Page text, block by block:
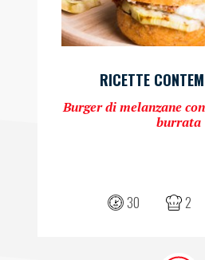
RICETTE
Burger di melanzane
burrata
30 2